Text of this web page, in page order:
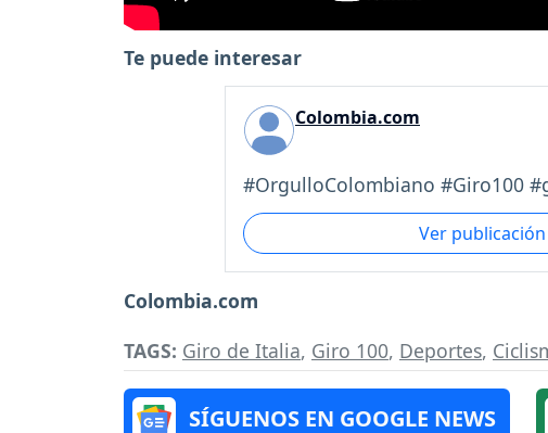
Te puede interesar
Colombia.com
#OrgulloColombiano #Giro100
Ver
Colombia.com
TAGS: Giro de Italia, Giro 100, Deportes,
SÍGUENOS EN GOOGLE NEWS